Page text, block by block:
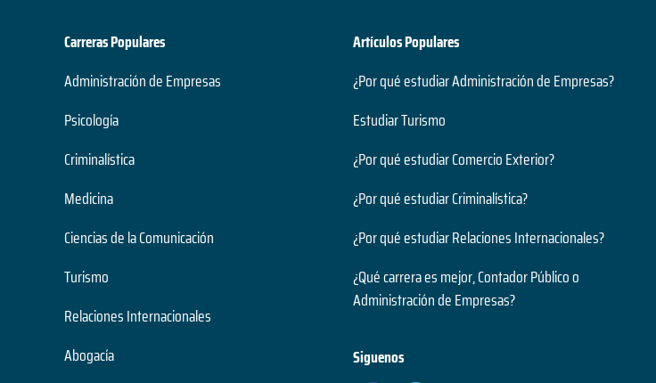
Carreras Populares
Administración de Empresas
Psicología
Criminalística
Medicina
Ciencias de la Comunicación
Turismo
Relaciones Internacionales
Abogacía
Artículos Populares
¿Por qué estudiar Administración de Empresas?
Estudiar Turismo
¿Por qué estudiar Comercio Exterior?
¿Por qué estudiar Criminalística?
¿Por qué estudiar Relaciones Internacionales?
¿Qué carrera es mejor, Contador Público o
Administración de Empresas?
Siguenos